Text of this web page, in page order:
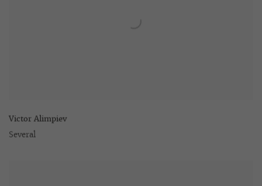
Victor Alimpiev
Several